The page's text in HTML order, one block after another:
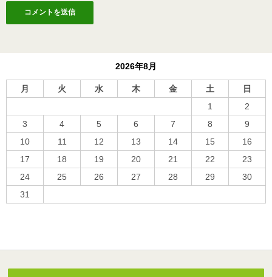
2026年8月
月 火 水 木 金 土
日
1
2
3
4 5 6 7 8
9
10
11 12 13 14 15
16
17
18 19 20 21 22
23
24
25 26 27 28 29
30
31